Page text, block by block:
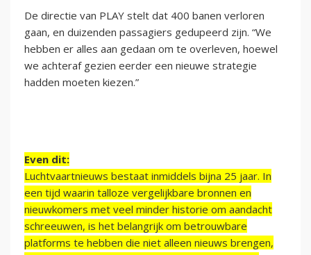
De directie van PLAY stelt dat 400 banen verloren
gaan, en duizenden passagiers gedupeerd zijn. “We
hebben er alles aan gedaan om te overleven, hoewel
we achteraf gezien eerder een nieuwe strategie
hadden moeten kiezen.”
Even dit:
Luchtvaartnieuws bestaat inmiddels bijna 25 jaar. In
een tijd waarin talloze vergelijkbare bronnen en
nieuwkomers met veel minder historie om aandacht
schreeuwen, is het belangrijk om betrouwbare
platforms te hebben die niet alleen nieuws brengen,